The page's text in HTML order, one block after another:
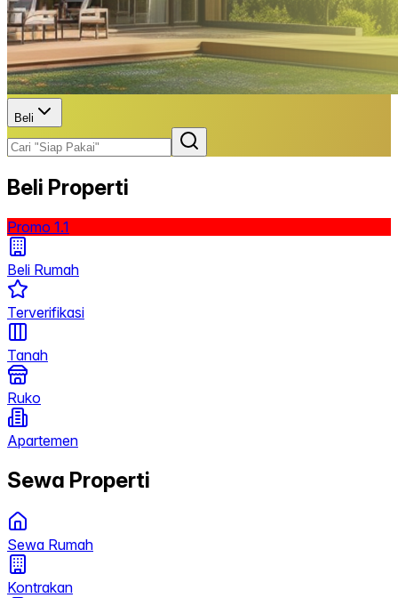
Beli
Beli Properti
Promo 1.1
Beli Rumah
Terverifikasi
Tanah
Ruko
Apartemen
Sewa Properti
Sewa Rumah
Kontrakan